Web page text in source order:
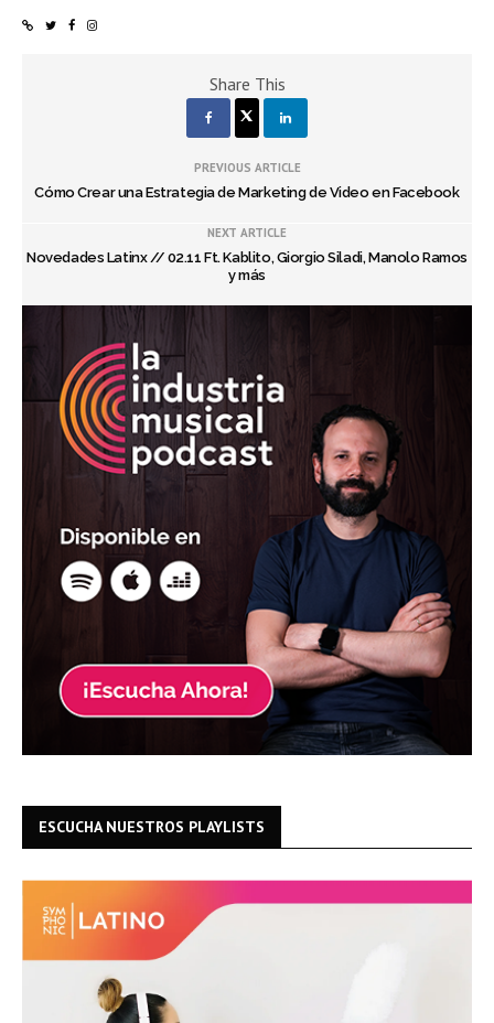
Share This
PREVIOUS ARTICLE
Cómo Crear una Estrategia de Marketing de Video en Facebook
NEXT ARTICLE
Novedades Latinx // 02.11 Ft. Kablito, Giorgio Siladi, Manolo Ramos
y más
ESCUCHA NUESTROS PLAYLISTS